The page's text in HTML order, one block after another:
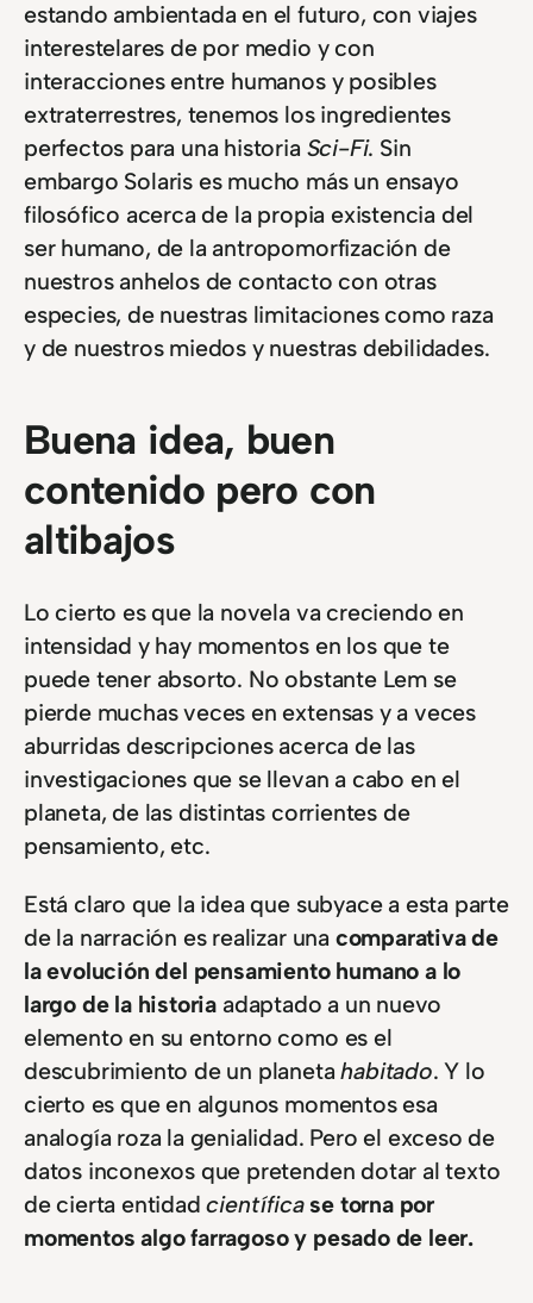
estando ambientada en el futuro, con viajes
interestelares de por medio y con
interacciones entre humanos y posibles
extraterrestres, tenemos los ingredientes
perfectos para una historia Sci-Fi. Sin
embargo Solaris es mucho más un ensayo
filosófico acerca de la propia existencia del
ser humano, de la antropomorfización de
nuestros anhelos de contacto con otras
especies, de nuestras limitaciones como raza
y de nuestros miedos y nuestras debilidades.
Buena idea, buen
contenido pero con
altibajos
Lo cierto es que la novela va creciendo en
intensidad y hay momentos en los que te
puede tener absorto. No obstante Lem se
pierde muchas veces en extensas y a veces
aburridas descripciones acerca de las
investigaciones que se llevan a cabo en el
planeta, de las distintas corrientes de
pensamiento, etc.
Está claro que la idea que subyace a esta parte
de la narración es realizar una comparativa de
la evolución del pensamiento humano a lo
largo de la historia adaptado a un nuevo
elemento en su entorno como es el
descubrimiento de un planetahabitado. Y lo
cierto es que en algunos momentos esa
analogía roza la genialidad. Pero el exceso de
datos inconexos que pretenden dotar al texto
de cierta entidadcientífica se torna por
momentos algo farragoso y pesado de leer.